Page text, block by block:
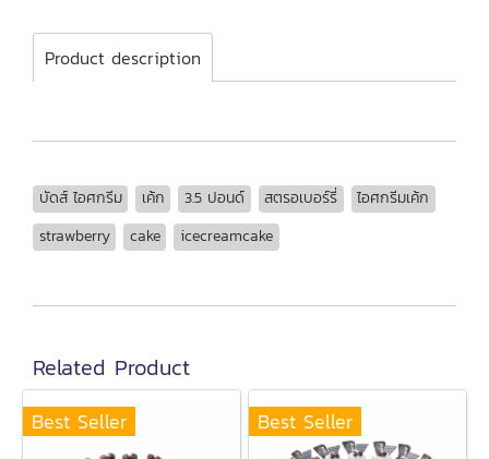
Product description
บัดส์ ไอศกรีม เค้ก 3.5 ปอนด์ สตรอเบอร์รี่
ไอศกรีมเค้ก
strawberry
cake icecreamcake
Related Product
Best Seller Best Seller